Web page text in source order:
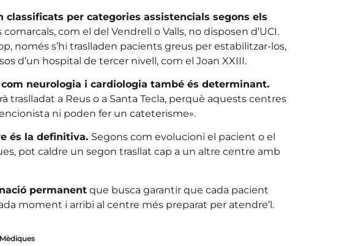
classificats per categories assistencials segons els
com el del Vendrell o Valls, no disposen d’UCI.
només s’hi traslladen pacients greus per estabilitzar-los,
d’un hospital de tercer nivell, com el Joan XXIII.
neurologia i cardiologia també és determinant.
traslladat a Reus o a Santa Tecla, perquè aquests centres
ni poden fer un cateterisme».
és la definitiva. Segons com evolucioni el pacient o el
pot caldre un segon trasllat cap a un altre centre amb
permanentque busca garantir que cada pacient
moment i arribi al centre més preparat per atendre’l.